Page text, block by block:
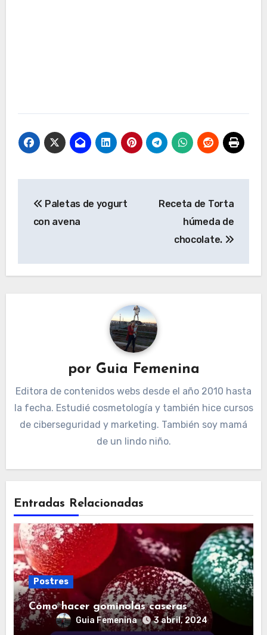
de
Paletas de yogurt
con avena
Receta de Torta
húmeda de
chocolate.
por Guia Femenina
Editora de contenidos webs desde el año 2010 hasta
la fecha. Estudié cosmetología y también hice cursos
de ciberseguridad y marketing. También soy mamá
de un lindo niño.
Entradas Relacionadas
Postres
Cómo hacer gominolas caseras
Guia Femenina 3 abril, 2024